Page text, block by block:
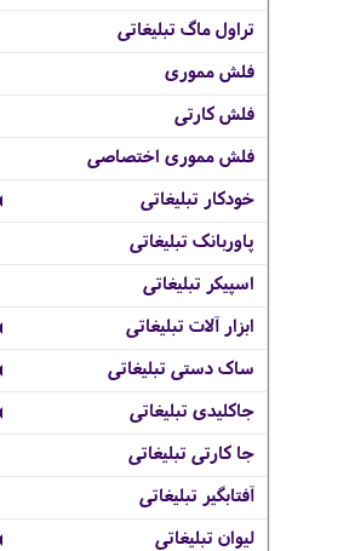
تراول ماگ تبلیغاتی
فلش مموری
فلش کارتی
فلش مموری اختصاصی
خودکار تبلیغاتی
پاوربانک تبلیغاتی
اسپیکر تبلیغاتی
ابزار آلات تبلیغاتی
ساک دستی تبلیغاتی
جاکلیدی تبلیغاتی
جا کارتی تبلیغاتی
آفتابگیر تبلیغاتی
لیوان تبلیغاتی